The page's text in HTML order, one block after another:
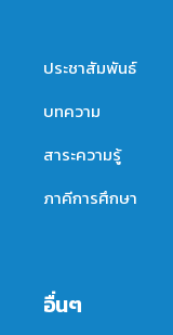
ประชาสัมพันธ์
บทความ
สาระความรู้
ภาคีการศึกษา
อื่นๆ